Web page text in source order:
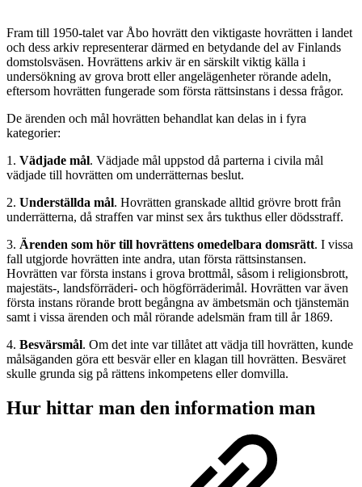
Fram till 1950-talet var Åbo hovrätt den viktigaste hovrätten i landet
och dess arkiv representerar därmed en betydande del av Finlands
domstolsväsen. Hovrättens arkiv är en särskilt viktig källa i
undersökning av grova brott eller angelägenheter rörande adeln,
eftersom hovrätten fungerade som första rättsinstans i dessa frågor.
De ärenden och mål hovrätten behandlat kan delas in i fyra
kategorier:
1. Vädjade mål. Vädjade mål uppstod då parterna i civila mål
vädjade till hovrätten om underrätternas beslut.
2. Underställda mål. Hovrätten granskade alltid grövre brott från
underrätterna, då straffen var minst sex års tukthus eller dödsstraff.
3. Ärenden som hör till hovrättens omedelbara domsrätt. I vissa
fall utgjorde hovrätten inte andra, utan första rättsinstansen.
Hovrätten var första instans i grova brottmål, såsom i religionsbrott,
majestäts-, landsförräderi- och högförräderimål. Hovrätten var även
första instans rörande brott begångna av ämbetsmän och tjänstemän
samt i vissa ärenden och mål rörande adelsmän fram till år 1869.
4. Besvärsmål. Om det inte var tillåtet att vädja till hovrätten, kunde
målsäganden göra ett besvär eller en klagan till hovrätten. Besväret
skulle grunda sig på rättens inkompetens eller domvilla.
Hur hittar man den information man